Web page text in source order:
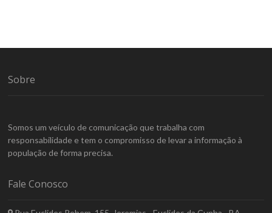
Sobre
Somos um veículo de comunicação que trabalha com
responsabilidade e tem o compromisso de levar a informação à
população de forma precisa.
Fale Conosco